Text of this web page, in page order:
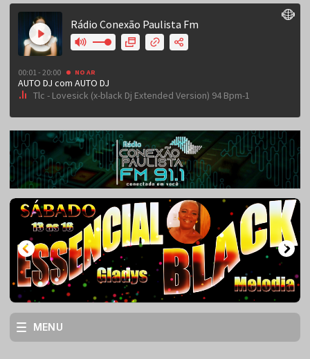
MENU